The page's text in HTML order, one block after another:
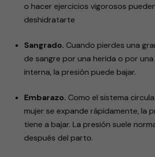
o hacer ejercicios vigorosos
deshidratarte
Sangrado. Cuando pierdes una
de sangre por una herida o por
interna, la presión puede bajar.
Embarazo. Como el sistema
mujer se expande rápidamente, la
tiene a bajar. La presión suele
después del parto.